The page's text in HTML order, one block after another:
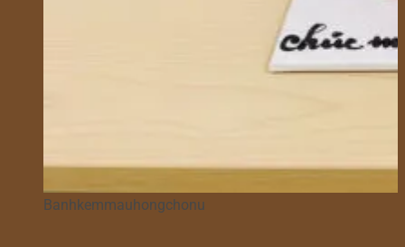
Banhkemmauhongchonu